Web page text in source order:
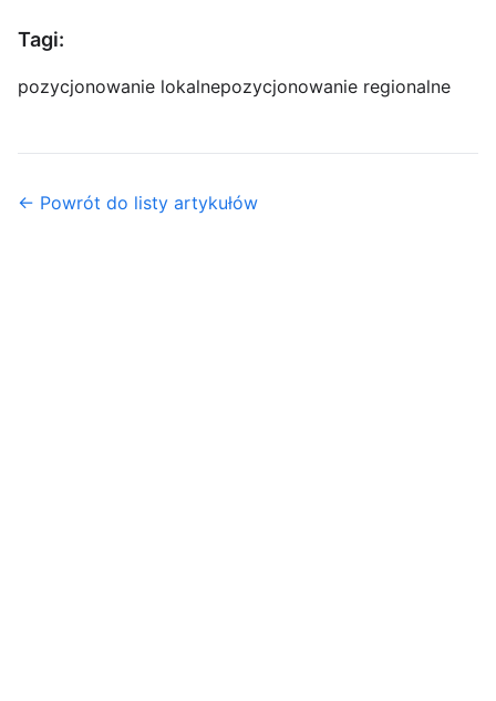
Tagi:
pozycjonowanie lokalnepozycjonowanie regionalne
← Powrót do listy artykułów